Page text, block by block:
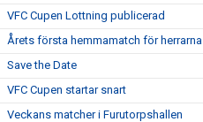
VFC Cupen Lottning publicerad
Årets första hemmamatch för herrarna
Save the Date
VFC Cupen startar snart
Veckans matcher i Furutorpshallen